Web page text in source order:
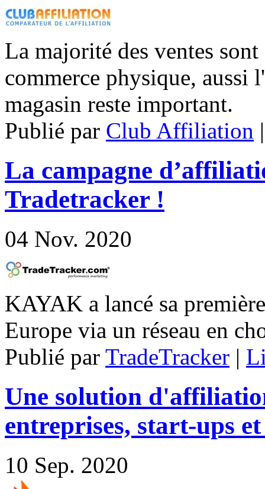
La majorité des ventes sont
commerce physique, aussi
magasin reste important.
Publié par Club Affiliation
La campagne
Tradetracker !
04 Nov. 2020
KAYAK a lancé sa
Europe via un réseau en
Publié par TradeTracker |
Une solution
entreprises, start-ups
10 Sep. 2020